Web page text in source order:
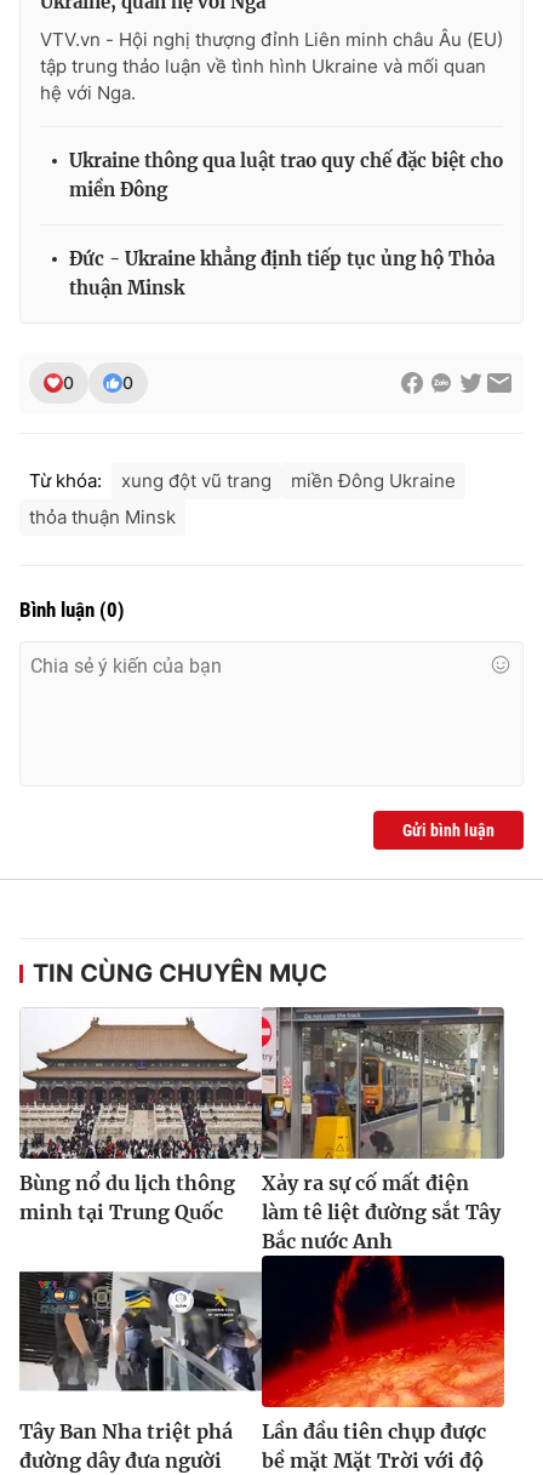
Ðiện thoại Thời báo VTV:024.66 897 897
Email:toasoan@vtv.vn
Liên hệ quảng cáo:
024-7300.7108
thông tin từ website này.
VTV.vn - Hội nghị thượng đỉnh Liên minh châu Âu (EU)
tập trung thảo luận về tình hình Ukraine và mối quan
hệ với Nga.
Ukraine thông qua luật trao quy chế đặc biệt cho
miền Đông
Đức - Ukraine khẳng định tiếp tục ủng hộ Thỏa
thuận Minsk
0 0
Từ khóa: xung đột vũ trang
miền Đông Ukraine
thỏa thuận Minsk
Bình luận (0)
Gửi bình luận
TIN CÙNG CHUYÊN MỤC
Bùng nổ du lịch thông
minh tại Trung Quốc
Xảy ra sự cố mất điện
làm tê liệt đường sắt Tây
Bắc nước Anh
Tây Ban Nha triệt phá
đường dây đưa người
Lần đầu tiên chụp được
bề mặt Mặt Trời với độ